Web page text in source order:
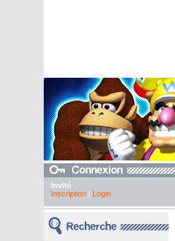
Invité
Inscription| Login